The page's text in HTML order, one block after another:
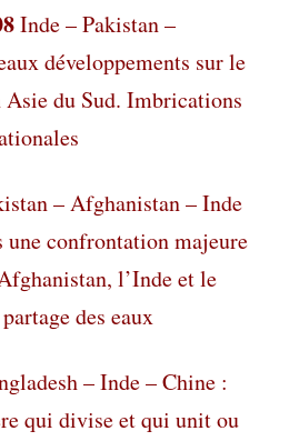
Inde – Pakistan –
développements sur le
Asie du Sud. Imbrications
– Afghanistan – Inde
une confrontation majeure
l’Inde et le
des eaux
– Inde – Chine :
qui divise et qui unit ou